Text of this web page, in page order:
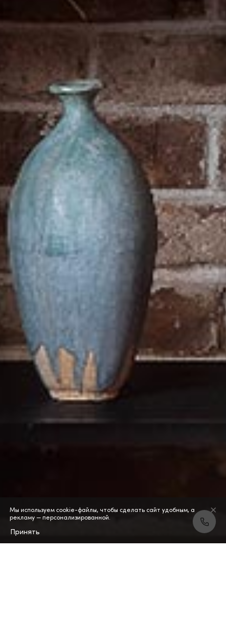
Мы используем cookie-файлы, чтобы сделать сайт удобным, а
рекламу — персонализированной.
Принять